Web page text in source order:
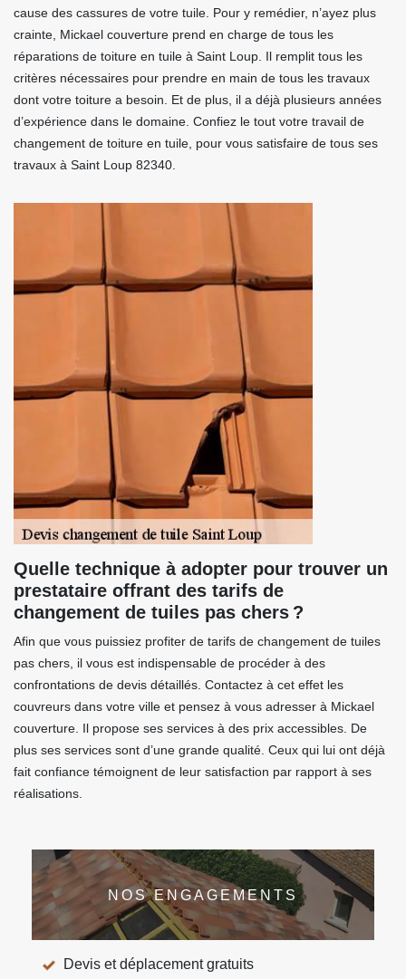
cause des cassures de votre tuile. Pour y remédier, n’ayez plus
crainte, Mickael couverture prend en charge de tous les
réparations de toiture en tuile à Saint Loup. Il remplit tous les
critères nécessaires pour prendre en main de tous les travaux
dont votre toiture a besoin. Et de plus, il a déjà plusieurs années
d’expérience dans le domaine. Confiez le tout votre travail de
changement de toiture en tuile, pour vous satisfaire de tous ses
travaux à Saint Loup 82340.
Quelle technique à adopter pour trouver un
prestataire offrant des tarifs de
changement de tuiles pas chers ?
Afin que vous puissiez profiter de tarifs de changement de tuiles
pas chers, il vous est indispensable de procéder à des
confrontations de devis détaillés. Contactez à cet effet les
couvreurs dans votre ville et pensez à vous adresser à Mickael
couverture. Il propose ses services à des prix accessibles. De
plus ses services sont d’une grande qualité. Ceux qui lui ont déjà
fait confiance témoignent de leur satisfaction par rapport à ses
réalisations.
NOS ENGAGEMENTS
Devis et déplacement gratuits